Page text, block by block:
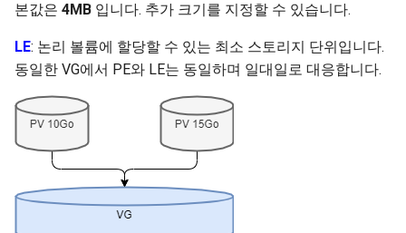
본값은 4MB 입니다. 추가 크기를 지정할 수 있습니다.
LE: 논리 볼륨에 할당할 수 있는 최소 스토리지 단위입니다.
동일한 VG에서 PE와 LE는 동일하며 일대일로 대응합니다.